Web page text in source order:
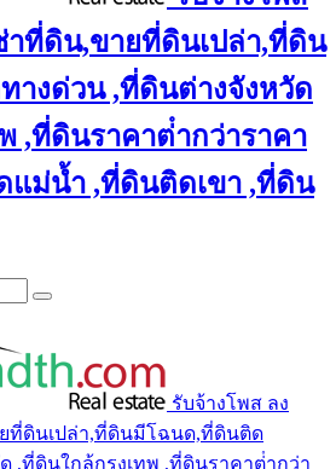
าที่ดิน,ขายที่ดินเปล่า,ที่ดิน
งด่วน ,ที่ดินต่างจังหวัด
,ที่ดินราคาต่ํากว่าราคา
แม่น้ำ ,ที่ดินติดเขา ,ที่ดิน
รับจ้างโพส ลง
ที่ดินเปล่า,ที่ดินมีโฉนด,ที่ดินติด
,ที่ดินใกล้กรุงเทพ ,ที่ดินราคาต่ํากว่า